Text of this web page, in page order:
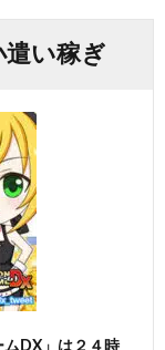
い稼ぎ
ムDX」は２４時